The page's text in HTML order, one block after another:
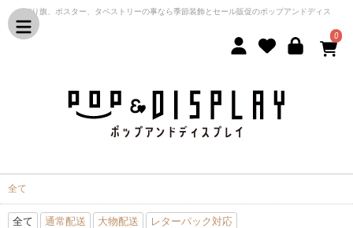
のぼり旗、ポスター、タペストリーの事なら季節装飾とセール販促のポップアンドディス
プレイ
0
全て
全て 通常配送 大物配送 レターパック対応